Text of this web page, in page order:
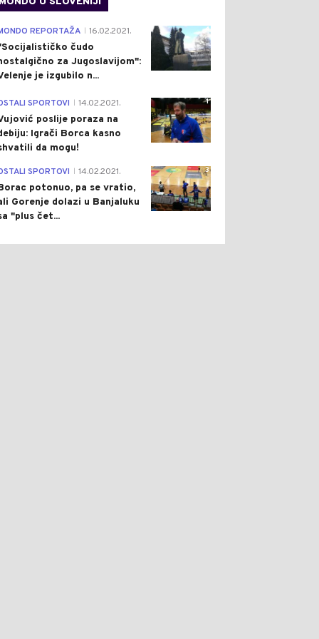
HRONIKA Pre 53 min
NA
KUPALIŠTU:
SE 24-GODIŠNJI
SVIJET | Pre 1 h
TRAMP PONOVO PRIJETI
PREUZIMANJEM
KOMPANIJA ULAZI U
ZAŠTIĆENU ZONU
4
REPORTAŽA 16.02.2021.
čudo
za Jugoslavijom":
je izgubilo n...
1
SPORTOVI 14.02.2021.
poslije poraza na
Igrači Borca kasno
da mogu!
3
SPORTOVI 14.02.2021.
potonuo, pa se vratio,
Gorenje dolazi u Banjaluku
"plus čet...